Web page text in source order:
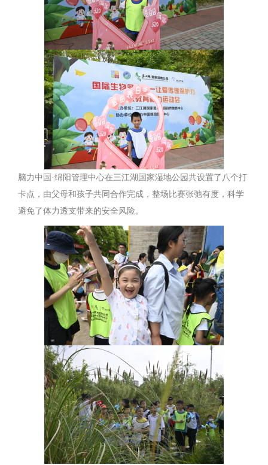
脑力中国·绵阳管理中心在三江湖国家湿地公园共设置了八个打
卡点，由父母和孩子共同合作完成，整场比赛张弛有度，科学
避免了体力透支带来的安全风险。